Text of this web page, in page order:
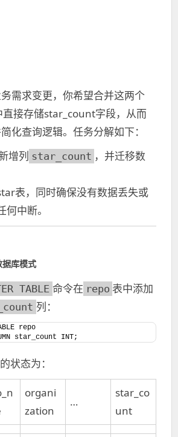
需求变更，你希望合并这两个
接存储star_count字段，从而
化查询逻辑。任务分解如下：
增列 star_count ，并迁移数
表，同时确保没有数据丢失或
中断。
库模式
TABLE 命令在 repo 表中添加
列：
repo
star_count INT;
状态为：
organi
zation
…
star_co
unt